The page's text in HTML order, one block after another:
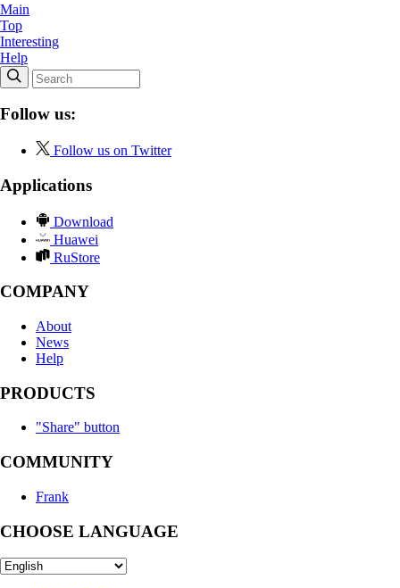
Main
Top
Interesting
Help
Follow us:
Follow us on Twitter
Applications
Download
Huawei
RuStore
COMPANY
About
News
Help
PRODUCTS
"Share" button
COMMUNITY
Frank
CHOOSE LANGUAGE